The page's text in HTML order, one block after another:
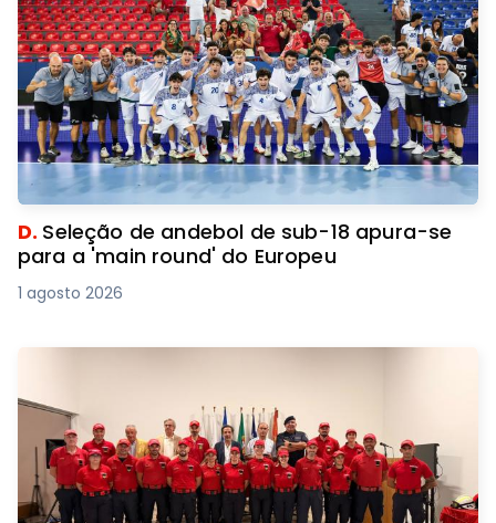
D. Seleção de andebol de sub-18 apura-se
para a 'main round' do Europeu
1 agosto 2026